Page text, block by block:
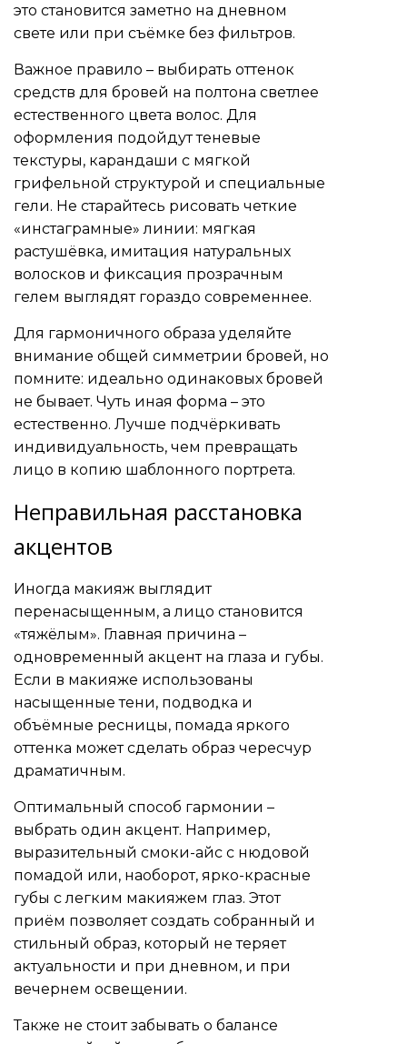
это становится заметно на дневном
свете или при съёмке без фильтров.
Важное правило – выбирать оттенок
средств для бровей на полтона светлее
естественного цвета волос. Для
оформления подойдут теневые
текстуры, карандаши с мягкой
грифельной структурой и специальные
гели. Не старайтесь рисовать четкие
«инстаграмные» линии: мягкая
растушёвка, имитация натуральных
волосков и фиксация прозрачным
гелем выглядят гораздо современнее.
Для гармоничного образа уделяйте
внимание общей симметрии бровей, но
помните: идеально одинаковых бровей
не бывает. Чуть иная форма – это
естественно. Лучше подчёркивать
индивидуальность, чем превращать
лицо в копию шаблонного портрета.
Неправильная расстановка
акцентов
Иногда макияж выглядит
перенасыщенным, а лицо становится
«тяжёлым». Главная причина –
одновременный акцент на глаза и губы.
Если в макияже использованы
насыщенные тени, подводка и
объёмные ресницы, помада яркого
оттенка может сделать образ чересчур
драматичным.
Оптимальный способ гармонии –
выбрать один акцент. Например,
выразительный смоки-айс с нюдовой
помадой или, наоборот, ярко-красные
губы с легким макияжем глаз. Этот
приём позволяет создать собранный и
стильный образ, который не теряет
актуальности и при дневном, и при
вечернем освещении.
Также не стоит забывать о балансе